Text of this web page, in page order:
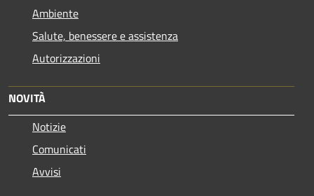
Ambiente
Salute, benessere e assistenza
Autorizzazioni
NOVITÀ
Notizie
Comunicati
Avvisi